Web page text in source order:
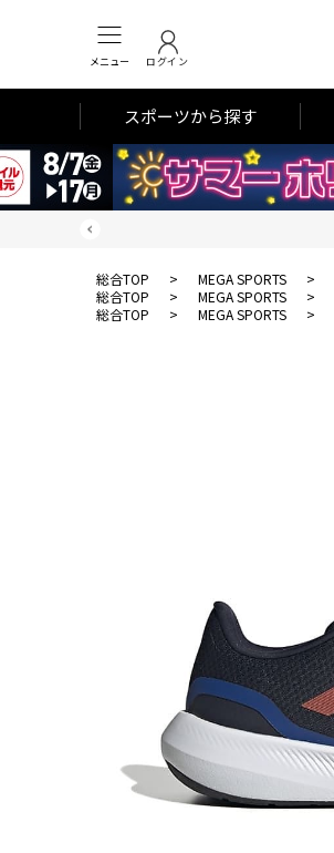
メニュー ログイン
スポーツから探す
総合TOP > MEGA SPORTS >
総合TOP
> MEGA SPORTS >
総合TOP
> MEGA SPORTS >